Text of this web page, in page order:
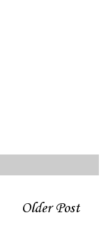
Older Post